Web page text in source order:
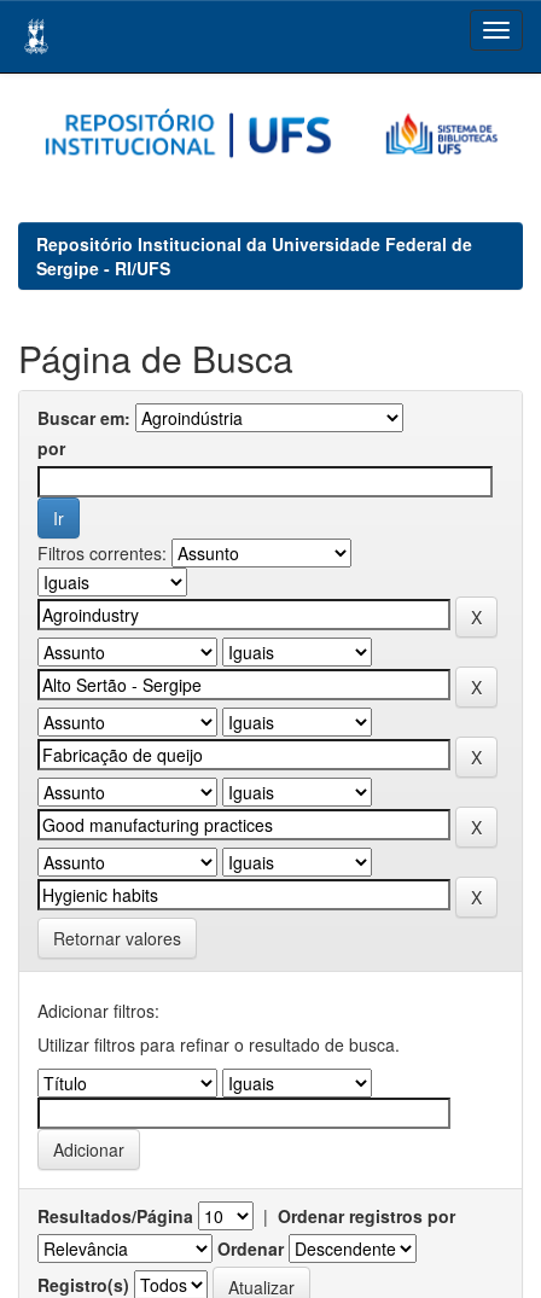
navigation
Repositório Institucional da Universidade Federal de
Sergipe - RI/UFS
Página de Busca
Buscar em:
por
Filtros correntes:
Retornar valores
Adicionar filtros:
Utilizar filtros para refinar o resultado de busca.
Resultados/Página | Ordenar registros por
Ordenar
Registro(s)